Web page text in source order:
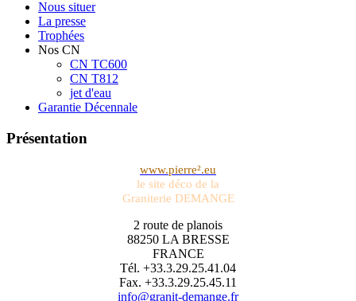
Nous situer
La presse
Trophées
Nos CN
CN TC600
CN T812
jet d'eau
Garantie Décennale
Présentation
www.pierre².eu
le site déco de la
Graniterie DEMANGE
2 route de planois
88250 LA BRESSE
FRANCE
Tél. +33.3.29.25.41.04
Fax. +33.3.29.25.45.11
info@granit-demange.fr